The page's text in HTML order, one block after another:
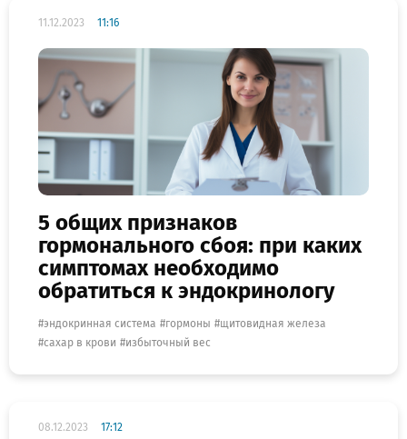
11.12.2023 11:16
5 общих признаков
гормонального сбоя: при каких
симптомах необходимо
обратиться к эндокринологу
эндокринная система гормоны
щитовидная железа
сахар в крови
избыточный вес
08.12.2023 17:12